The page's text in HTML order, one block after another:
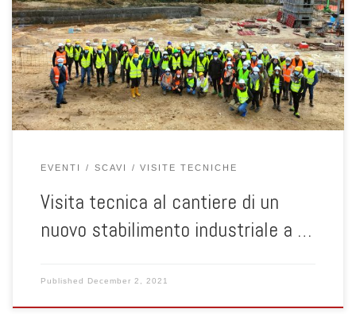
studenti triennali del corso di Geotecnica di Ingegneria Civile (Prof.
Paolo Simonini e Giorgia Dalla Santa) e del corso di Geotecnica per
la laurea magistrale in Geologia applicata per la difesa del suolo e
dell’ambiente (Prof. Simonetta Cola) […]
EVENTI SCAVI VISITE TECNICHE
Visita tecnica al cantiere di un
nuovo stabilimento industriale a …
Published December 2, 2021